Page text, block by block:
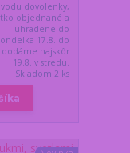
dovolenky,
objednané a
uhradené do
17.8. do
dodáme najskôr
19.8. v stredu.
Skladom 2 ks